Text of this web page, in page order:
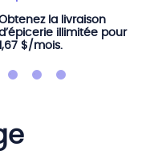
la livraison
illimitée pour
1,67 $/mois.